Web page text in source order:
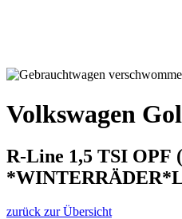
Volkswagen
R-Line 1,5 TSI OPF
zurück zur Übersicht